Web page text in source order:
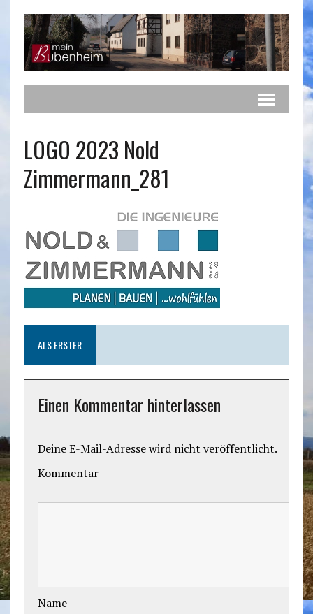
LOGO 2023 Nold
Zimmermann_281
ALS ERSTER
Einen Kommentar hinterlassen
Deine E-Mail-Adresse wird nicht veröffentlicht.
Kommentar
Name